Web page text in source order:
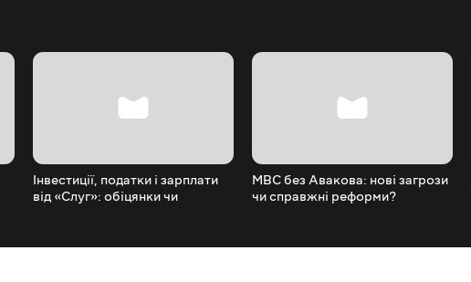
Інвестиції, податки і зарплати
від «Слуг»: обіцянки чи
МВС без Авакова: нові загрози
чи справжні реформи?